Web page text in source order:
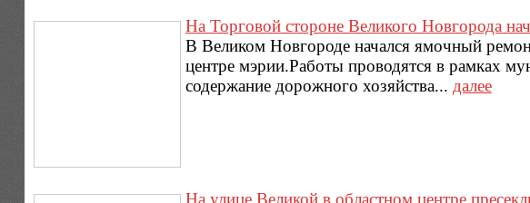
На Торговой стороне Великого Новгорода
В Великом Новгороде начался ямочный
центре мэрии.Работы проводятся в рамках
содержание дорожного хозяйства... далее
На улице Великой в областном центре